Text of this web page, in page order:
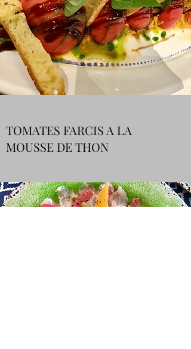
TOMATES FARCIS A LA
MOUSSE DE THON